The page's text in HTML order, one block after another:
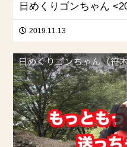
日めくりゴンちゃん
2019.11.13